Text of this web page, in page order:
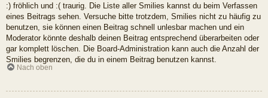
:) fröhlich und :( traurig. Die Liste aller Smilies kannst du beim Verfassen
eines Beitrags sehen. Versuche bitte trotzdem, Smilies nicht zu häufig zu
benutzen, sie können einen Beitrag schnell unlesbar machen und ein
Moderator könnte deshalb deinen Beitrag entsprechend überarbeiten oder
gar komplett löschen. Die Board-Administration kann auch die Anzahl der
Smilies begrenzen, die du in einem Beitrag benutzen kannst.
Nach oben